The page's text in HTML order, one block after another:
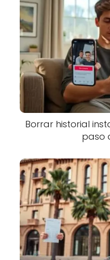
Borrar historial
paso